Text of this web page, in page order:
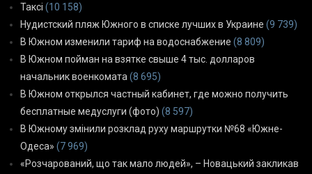
Таксі (10 158)
Нудистский пляж Южного в списке лучших в Украине (9 739)
В Южном изменили тариф на водоснабжение (8 809)
В Южном пойман на взятке свыше 4 тыс. долларов
начальник военкомата (8 695)
В Южном открылся частный кабинет, где можно получить
бесплатные медуслуги (фото) (8 597)
В Южному змінили розклад руху маршрутки №68 «Южне-
Одеса» (7 969)
«Розчарований, що так мало людей», – Новацький закликав